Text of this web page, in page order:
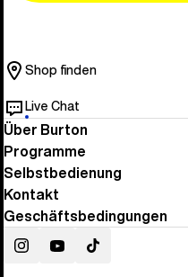
Shop finden
Live Chat
Über Burton
Programme
Selbstbedienung
Kontakt
Geschäftsbedingungen
InstagramYouTubeTikTok